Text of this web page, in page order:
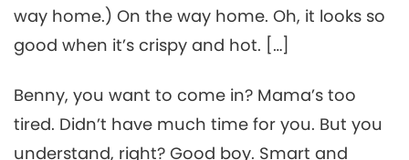
6
Segnungen: Die Meisterin trifft
sich mit den Schülern,
Zusammenstellung II, Teil 6
Zwischen Meisterin und Schülern 2025-01-16 4203Views
Segnungen: Die Meisterin
way home.) On the way home. Oh, it looks so
good when it’s crispy and hot. […]
Benny, you want to come in? Mama’s too
tired. Didn’t have much time for you. But you
understand, right? Good boy. Smart and